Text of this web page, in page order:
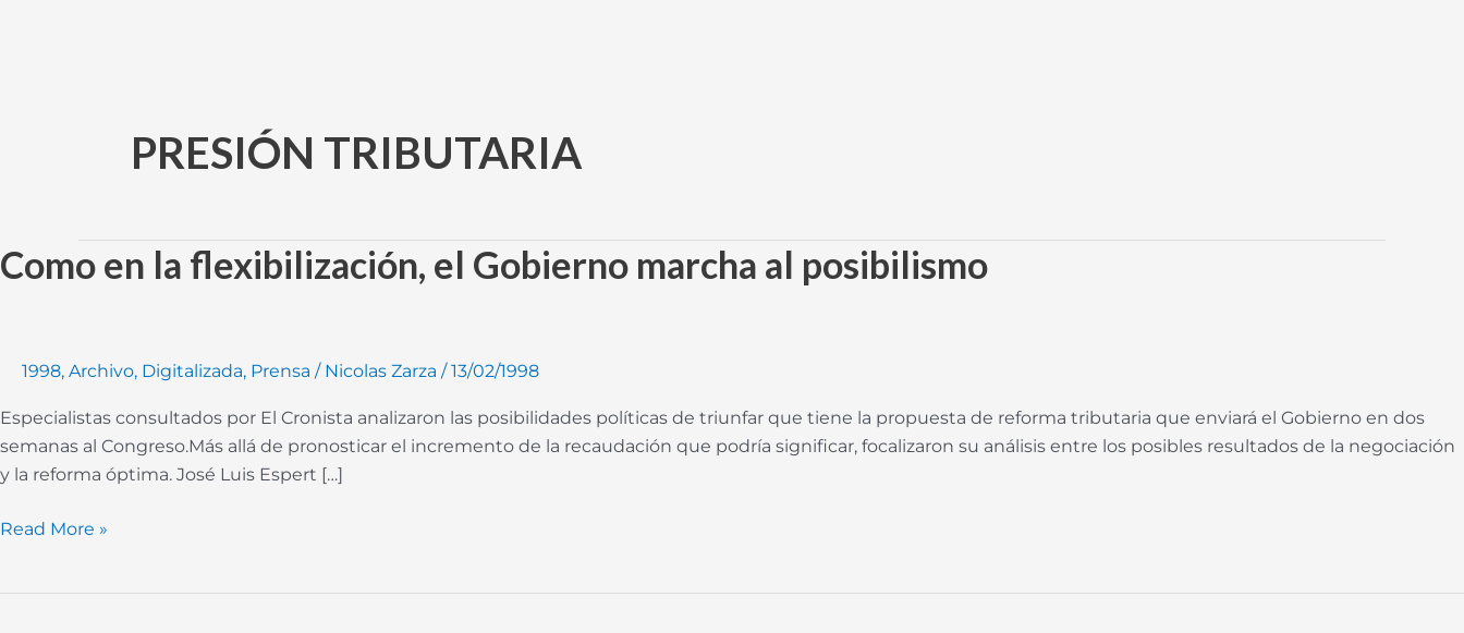
PRESIÓN TRIBUTARIA
Como en la flexibilización, el Gobierno marcha al posibilismo
1998, Archivo, Digitalizada, Prensa / Nicolas Zarza /13/02/1998
Especialistas consultados por El Cronista analizaron las posibilidades políticas de triunfar que tiene la propuesta de reforma tributaria que enviará el Gobierno en dos
semanas al Congreso.Más allá de pronosticar el incremento de la recaudación que podría significar, focalizaron su análisis entre los posibles resultados de la negociación
y la reforma óptima. José Luis Espert […]
Como
en
marcha
al
posibilismo
Read More »